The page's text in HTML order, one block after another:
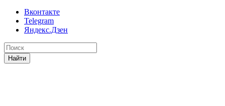
Вконтакте
Telegram
Яндекс.Дзен
Найти